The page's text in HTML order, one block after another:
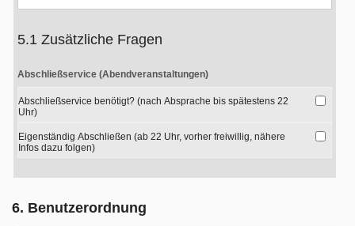
5.1 Zusätzliche Fragen
Abschließservice (Abendveranstaltungen)
Abschließservice benötigt? (nach Absprache bis spätestens 22
Uhr)
Eigenständig Abschließen (ab 22 Uhr, vorher freiwillig, nähere
Infos dazu folgen)
6. Benutzerordnung